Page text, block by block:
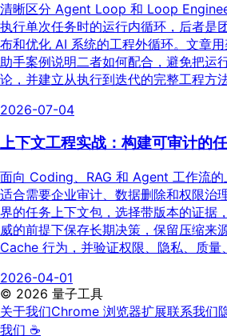
清晰区分 Agent Loop 和 Loop
执行单次任务时的运行内循环，后者是
布和优化 AI 系统的工程外循环。文章
助手案例说明二者如何配合，避免把运
论，并建立从执行到迭代的完整工程方法
2026-07-04
上下文工程实战：构建可审计的
面向 Coding、RAG 和 Agent 工作流的
适合需要企业审计、数据删除和权限治
界的任务上下文包，选择带版本的证据
威的前提下保存长期决策，保留压缩来
Cache 行为，并验证权限、隐私、质量
2026-04-01
© 2026 量子工具
关于我们Chrome 浏览器扩展联系我们
我们 ☕